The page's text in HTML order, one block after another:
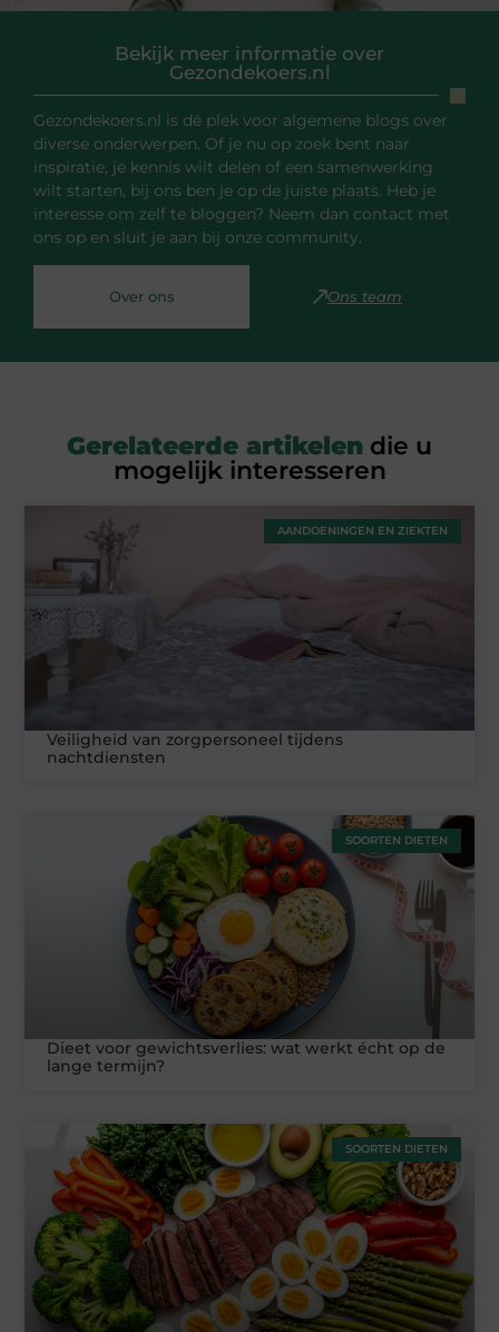
Bekijk meer informatie over
Gezondekoers.nl
Gezondekoers.nl is dé plek voor algemene blogs over
diverse onderwerpen. Of je nu op zoek bent naar
inspiratie, je kennis wilt delen of een samenwerking
wilt starten, bij ons ben je op de juiste plaats. Heb je
interesse om zelf te bloggen? Neem dan contact met
ons op en sluit je aan bij onze community.
Over ons Ons team
Gerelateerde artikelen die u
mogelijk interesseren
AANDOENINGEN EN ZIEKTEN
Veiligheid van zorgpersoneel tijdens
nachtdiensten
SOORTEN DIETEN
Dieet voor gewichtsverlies: wat werkt écht op de
lange termijn?
SOORTEN DIETEN